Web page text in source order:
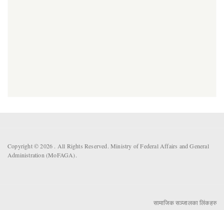
Copyright © 2026 . All Rights Reserved. Ministry of Federal Affairs and General
Administration (MoFAGA).
सामाजिक सञ्जालका लिंकहरु